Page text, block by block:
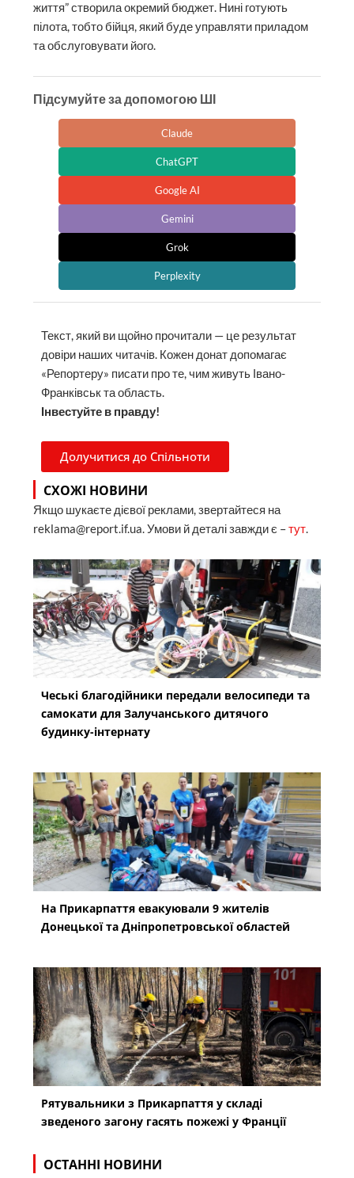
життя” створила окремий бюджет. Нині готують
пілота, тобто бійця, який буде управляти приладом
та обслуговувати його.
Підсумуйте за допомогою ШІ
Claude
ChatGPT
Google AI
Gemini
Grok
Perplexity
Текст, який ви щойно прочитали — це результат
довіри наших читачів. Кожен донат допомагає
«Репортеру» писати про те, чим живуть Івано-
Франківськ та область.
Інвестуйте в правду!
Долучитися до Спільноти
СХОЖІ НОВИНИ
Якщо шукаєте дієвої реклами, звертайтеся на
reklama@report.if.ua. Умови й деталі завжди є –тут.
Чеські благодійники передали велосипеди та
самокати для Залучанського дитячого
будинку-інтернату
На Прикарпаття евакуювали 9 жителів
Донецької та Дніпропетровської областей
Рятувальники з Прикарпаття у складі
зведеного загону гасять пожежі у Франції
ОСТАННІ НОВИНИ